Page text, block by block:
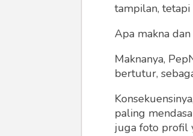
tampilan,
Apa makna
Maknanya,
bertutur,
paling
juga foto profil